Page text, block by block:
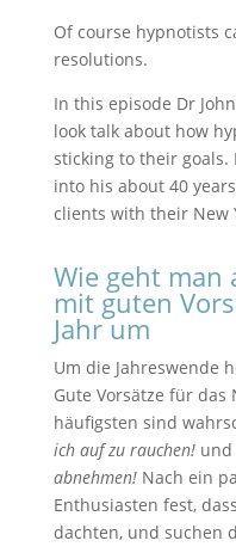
Of course hypnotists
resolutions.
In this episode Dr
look talk about how
sticking to their goals.
into his about 40
clients with their New
Wie geht man
mit guten
Jahr um
Um die Jahreswende
Gute Vorsätze für das
häufigsten sind
ich auf zu rauchen!und
abnehmen!Nach ein
Enthusiasten fest,
dachten, und suchen